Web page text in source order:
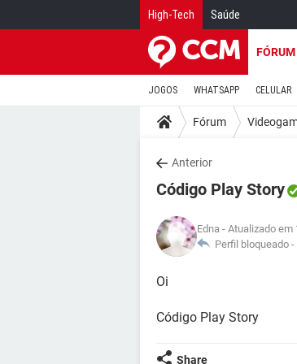
High-Tech Saúde
FÓRUM
JOGOS WHATSAPP CELULAR
Fórum
Anterior
Código Play Story
Edna - Atualizado em
Perfil bloqueado -
Oi
Código Play Story
Share